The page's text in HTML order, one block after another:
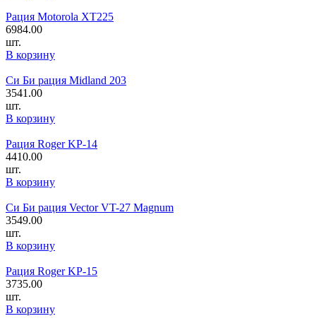
Рация Motorola XT225
6984.00
шт.
В корзину
Си Би рация Midland 203
3541.00
шт.
В корзину
Рация Roger KP-14
4410.00
шт.
В корзину
Си Би рация Vector VT-27 Magnum
3549.00
шт.
В корзину
Рация Roger KP-15
3735.00
шт.
В корзину